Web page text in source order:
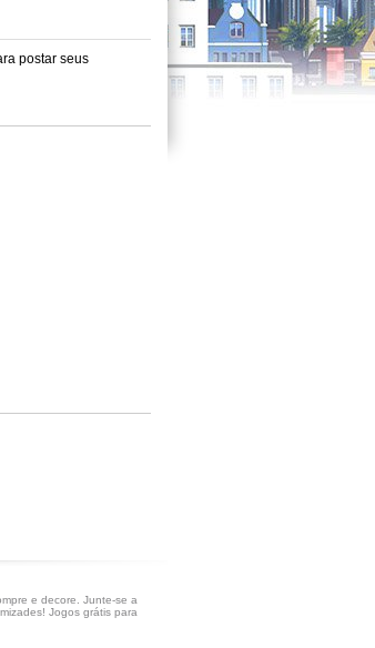
postar seus
e decore. Junte-se a
Jogos grátis para